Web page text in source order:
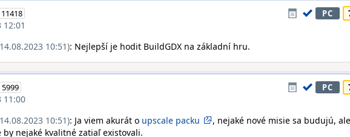
11418
12:01
PC
10:51): Nejlepší je hodit BuildGDX na základní hru.
5999
11:00
PC
10:51): Ja viem akurát o upscale packu
, nejaké nové misie sa budujú, ale
by nejaké kvalitné zatiaľ existovali.